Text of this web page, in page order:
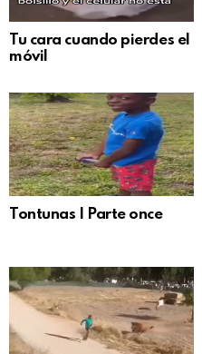
Tu cara cuando pierdes el
móvil
Tontunas | Parte once